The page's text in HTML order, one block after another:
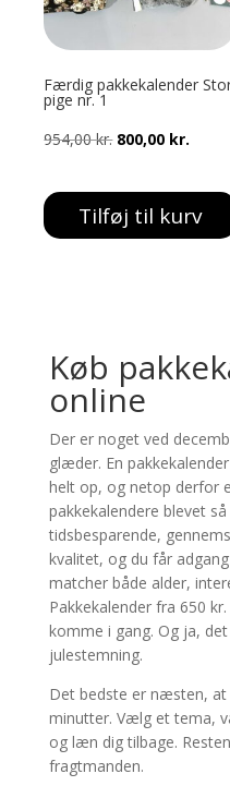
Færdig pakkekalender
pige nr. 1
954,00kr. Den
pris
var:
800,00 kr.
pris
er:
Tilføj til kurv
Køb
online
Der er noget ved
glæder. En
helt op, og netop derfor
pakkekalendere blevet
tidsbesparende,
kvalitet, og du får
matcher både alder,
Pakkekalender fra 650
komme i gang. Og ja,
julestemning.
Det bedste er næsten,
minutter. Vælg et tema,
og læn dig tilbage.
fragtmanden.